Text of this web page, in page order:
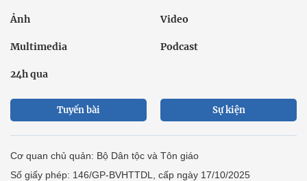
Ảnh Video
Multimedia Podcast
24h qua
Tuyến bài Sự kiện
Cơ quan chủ quản: Bộ Dân tộc và Tôn giáo
Số giấy phép: 146/GP-BVHTTDL, cấp ngày 17/10/2025